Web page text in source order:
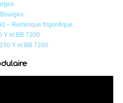
– Remorque frigorifique
Y et BB 7200
Y et BB 7200